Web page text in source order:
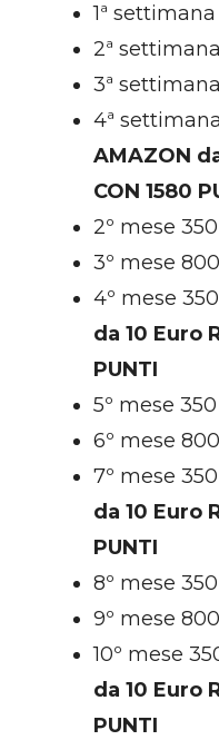
1ª
2ª
3ª
4ª
AMAZON
CON 1580
2º mese 350
3º mese 800
4º mese
da 10 Euro
PUNTI
5º mese 350
6º mese 800
7º mese
da 10 Euro
PUNTI
8º mese 350
9º mese 800
10º mese
da 10 Euro
PUNTI